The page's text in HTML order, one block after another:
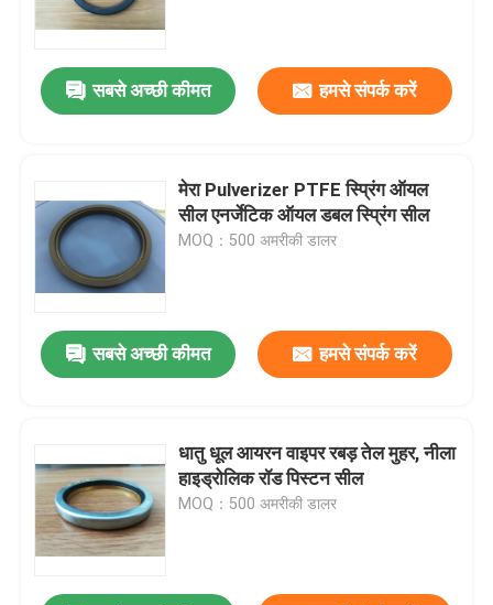
सबसे अच्छी कीमत हमसे संपर्क करें
मेरा Pulverizer PTFE स्प्रिंग ऑयल
सील एनर्जेटिक ऑयल डबल स्प्रिंग सील
MOQ：500 अमरीकी डालर
सबसे अच्छी कीमत हमसे संपर्क करें
धातु धूल आयरन वाइपर रबड़ तेल मुहर, नीला
हाइड्रोलिक रॉड पिस्टन सील
MOQ：500 अमरीकी डालर